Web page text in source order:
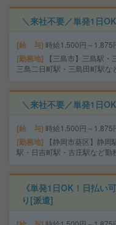
＼来社不要／単発1日
給 与 時給1,500円～1,875
勤務地
【三島市】三島駅・
三島二日町駅・三島田町駅な
＼来社不要／単発1日
給 与 時給1,500円～1,875
勤務地
【静岡市葵区】静
駅・日吉町駅・古庄駅など勤
《単発1日OK！日払い
り[派遣]